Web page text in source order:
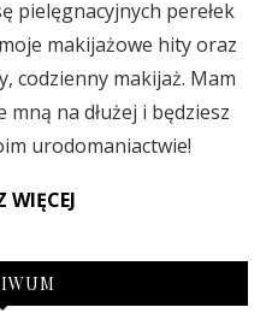
pielęgnacyjnych perełek
makijażowe hity oraz
codzienny makijaż. Mam
na dłużej i będziesz
urodomaniactwie!
WIĘCEJ